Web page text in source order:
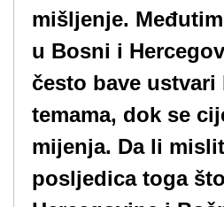
mišljenje.
u Bosni i
često bave ustvari
temama, dok se
mijenja. Da li
posljedica toga